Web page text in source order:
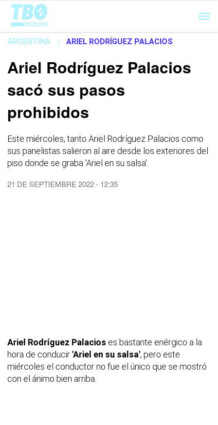
Cargando...
ARGENTINA | ARIEL RODRÍGUEZ PALACIOS
Ariel Rodríguez Palacios
sacó sus pasos
prohibidos
Este miércoles, tanto Ariel Rodríguez Palacios como
sus panelistas salieron al aire desde los exteriores del
piso donde se graba 'Ariel en su salsa'.
21 DE SEPTIEMBRE 2022 - 12:35
Ariel Rodríguez Palacios es bastante enérgico a la
hora de conducir 'Ariel en su salsa', pero este
miércoles el conductor no fue el único que se mostró
con el ánimo bien arriba.